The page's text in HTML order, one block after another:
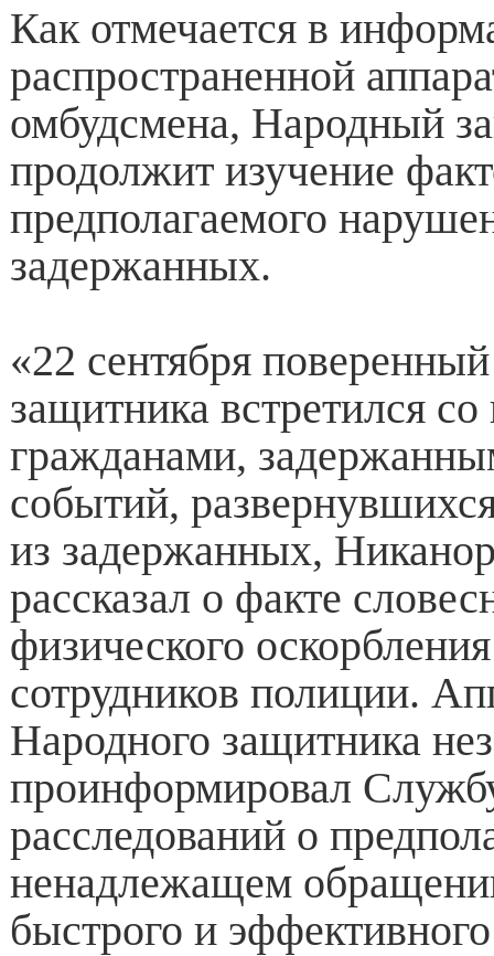
Как отмечается в
распространенной
омбудсмена, Народный
продолжит изучение
предполагаемого
задержанных.
«22 сентября
защитника встретился
гражданами,
событий,
из задержанных,
рассказал о факте
физического
сотрудников полиции.
Народного защитника
проинформировал
расследований о
ненадлежащем
быстрого и